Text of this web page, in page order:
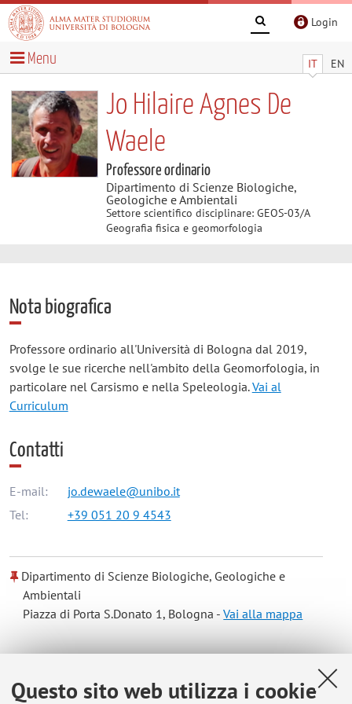
Questo sito web utilizza i cookie
Login
IT EN
Menu
Jo Hilaire Agnes De
Waele
Professore ordinario
Dipartimento di Scienze Biologiche,
Geologiche e Ambientali
Settore scientifico disciplinare: GEOS-03/A
Geografia fisica e geomorfologia
Nota biografica
Professore ordinario all'Università di Bologna dal 2019,
svolge le sue ricerche nell'ambito della Geomorfologia, in
particolare nel Carsismo e nella Speleologia.Vai al
Curriculum
Contatti
E-mail:
jo.dewaele@unibo.it
Tel:
+39 051 20 9 4543
Dipartimento di Scienze Biologiche, Geologiche e
Ambientali
Piazza di Porta S.Donato 1, Bologna -Vai alla mappa